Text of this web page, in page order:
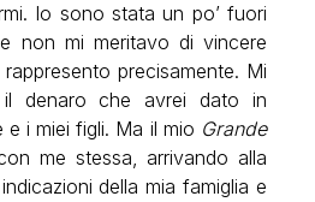
Io sono stata un po’ fuori
non mi meritavo di vincere
precisamente. Mi
denaro che avrei dato in
i miei figli. Ma il mio Grande
me stessa, arrivando alla
della mia famiglia e